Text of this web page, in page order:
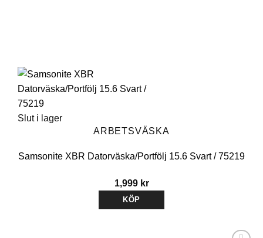
Slut i lager
ARBETSVÄSKA
Samsonite XBR Datorväska/Portfölj 15.6 Svart / 75219
1,999 kr
KÖP